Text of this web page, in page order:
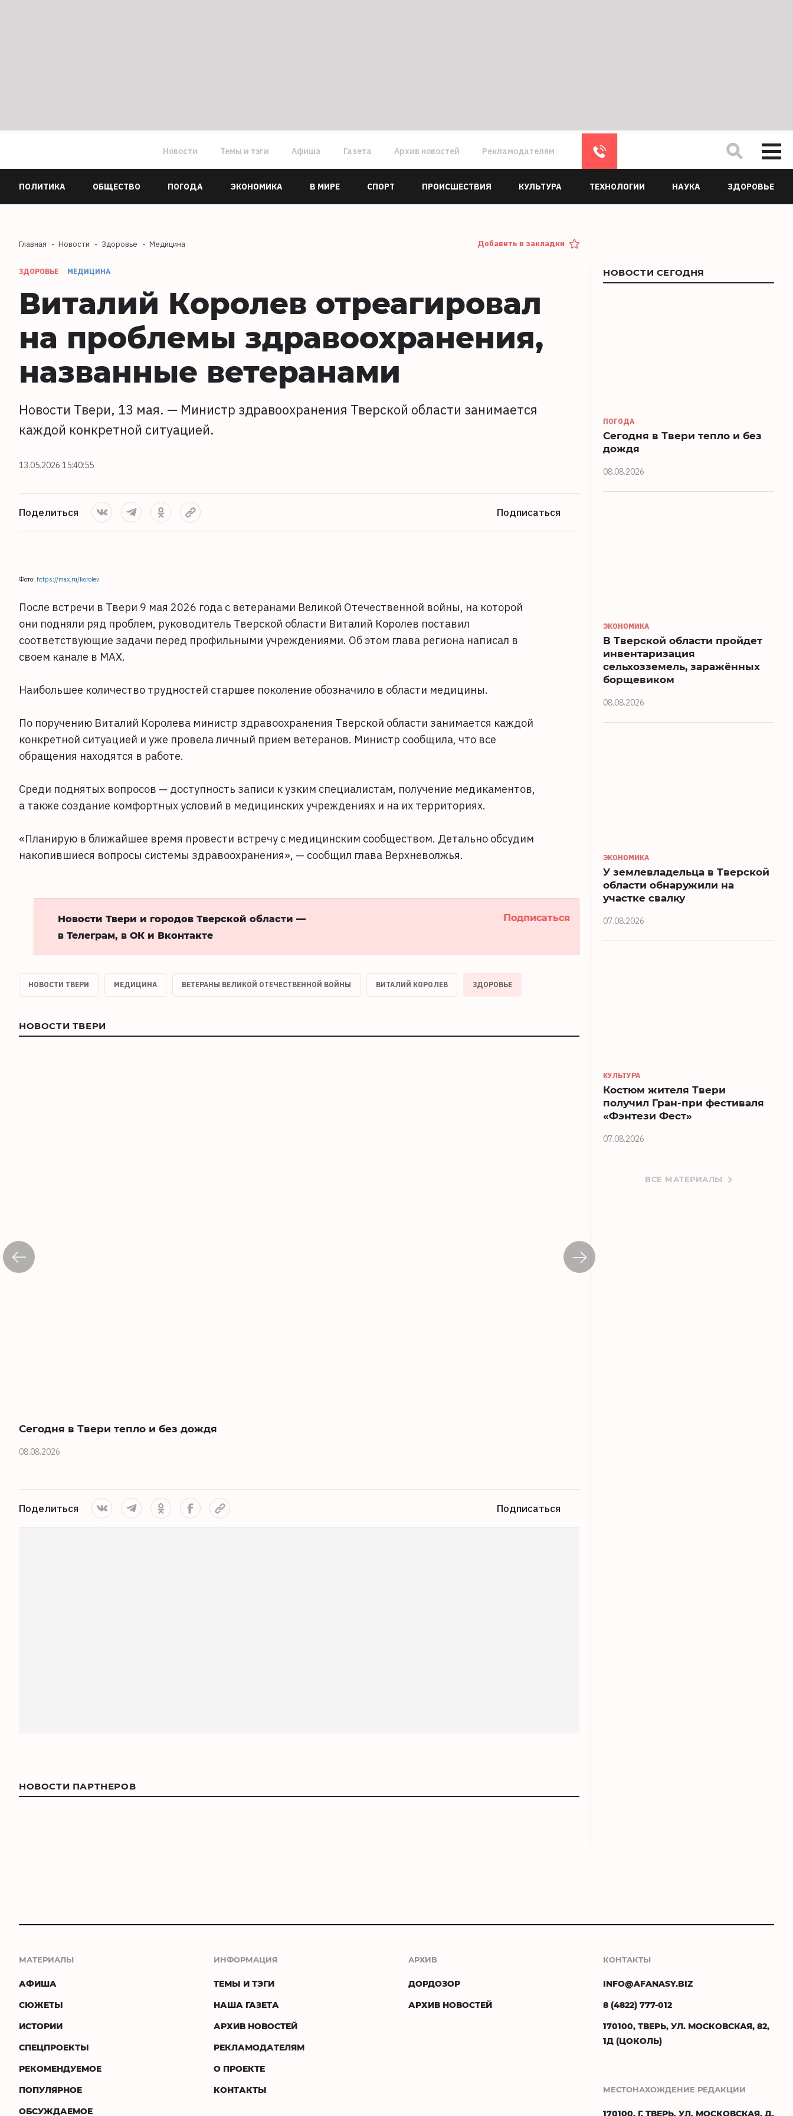
Новости Темы и тэги Афиша Газета Архив новостей Рекламодателям
ПОЛИТИКА ОБЩЕСТВО ПОГОДА ЭКОНОМИКА В МИРЕ СПОРТ ПРОИСШЕСТВИЯ КУЛЬТУРА ТЕХНОЛОГИИ НАУКА ЗДОРОВЬЕ
Главная Новости Здоровье Медицина Добавить в закладки
ЗДОРОВЬЕ МЕДИЦИНА
Виталий Королев отреагировал
на проблемы здравоохранения,
названные ветеранами
Новости Твери, 13 мая. — Министр здравоохранения Тверской области занимается
каждой конкретной ситуацией.
13.05.2026 15:40:55
Поделиться Подписаться
Фото: https://max.ru/korolev
После встречи в Твери 9 мая 2026 года с ветеранами Великой Отечественной войны, на которой
они подняли ряд проблем, руководитель Тверской области Виталий Королев поставил
соответствующие задачи перед профильными учреждениями. Об этом глава региона написал в
своем канале в MAX.
Наибольшее количество трудностей старшее поколение обозначило в области медицины.
По поручению Виталий Королева министр здравоохранения Тверской области занимается каждой
конкретной ситуацией и уже провела личный прием ветеранов. Министр сообщила, что все
обращения находятся в работе.
Среди поднятых вопросов — доступность записи к узким специалистам, получение медикаментов,
а также создание комфортных условий в медицинских учреждениях и на их территориях.
«Планирую в ближайшее время провести встречу с медицинским сообществом. Детально обсудим
накопившиеся вопросы системы здравоохранения», — сообщил глава Верхневолжья.
Новости Твери и городов Тверской области —
в Телеграм, в ОК и Вконтакте
Подписаться
НОВОСТИ ТВЕРИ МЕДИЦИНА ВЕТЕРАНЫ ВЕЛИКОЙ ОТЕЧЕСТВЕННОЙ ВОЙНЫ ВИТАЛИЙ КОРОЛЕВ ЗДОРОВЬЕ
НОВОСТИ ТВЕРИ
Сегодня в Твери тепло и без дождя
08.08.2026
Поделиться Подписаться
НОВОСТИ ПАРТНЕРОВ
НОВОСТИ СЕГОДНЯ
ПОГОДА
Сегодня в Твери тепло и без
дождя
08.08.2026
ЭКОНОМИКА
В Тверской области пройдет
инвентаризация
сельхозземель, заражённых
борщевиком
08.08.2026
ЭКОНОМИКА
У землевладельца в Тверской
области обнаружили на
участке свалку
07.08.2026
КУЛЬТУРА
Костюм жителя Твери
получил Гран-при фестиваля
«Фэнтези Фест»
07.08.2026
ВСЕ МАТЕРИАЛЫ
МАТЕРИАЛЫ
АФИША
СЮЖЕТЫ
ИСТОРИИ
СПЕЦПРОЕКТЫ
РЕКОМЕНДУЕМОЕ
ПОПУЛЯРНОЕ
ОБСУЖДАЕМОЕ
ИНФОРМАЦИЯ
ТЕМЫ И ТЭГИ
НАША ГАЗЕТА
АРХИВ НОВОСТЕЙ
РЕКЛАМОДАТЕЛЯМ
О ПРОЕКТЕ
КОНТАКТЫ
АРХИВ
ДОРДОЗОР
АРХИВ НОВОСТЕЙ
КОНТАКТЫ
INFO@AFANASY.BIZ
8 (4822) 777-012
170100, ТВЕРЬ, УЛ. МОСКОВСКАЯ, 82,
1Д (ЦОКОЛЬ)
МЕСТОНАХОЖДЕНИЕ РЕДАКЦИИ
170100, Г. ТВЕРЬ, УЛ. МОСКОВСКАЯ, Д.